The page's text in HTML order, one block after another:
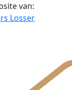
van:
Losser